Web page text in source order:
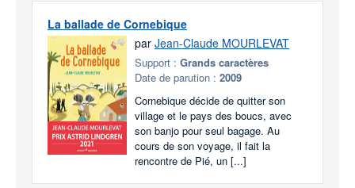
La ballade de Cornebique
par Jean-Claude MOURLEVAT
Support : Grands caractères
Date de parution : 2009
Cornebique décide de quitter son
village et le pays des boucs, avec
son banjo pour seul bagage. Au
cours de son voyage, il fait la
rencontre de Pié, un [...]